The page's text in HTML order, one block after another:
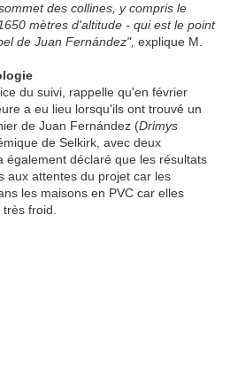
des collines, y compris le
mètres d'altitude - qui est le point
de Juan Fernández", explique M.
du suivi, rappelle qu'en février
a eu lieu lorsqu'ils ont trouvé un
de Juan Fernández (Drimys
de Selkirk, avec deux
également déclaré que les résultats
aux attentes du projet car les
les maisons en PVC car elles
froid.